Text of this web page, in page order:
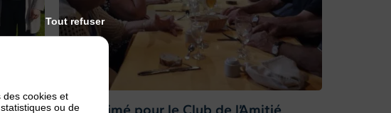
Eté animé pour le Club de l’Amitié
des cookies et
ou de
Tout refuser